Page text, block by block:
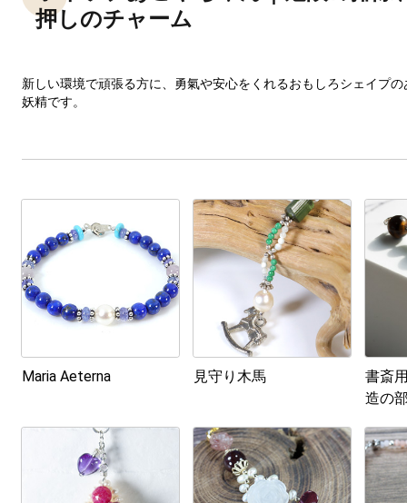
押しのチャーム
新しい環境で頑張る方に、勇氣や安心をくれるおもしろシェイプ
妖精です。
Maria Aeterna 見守り木馬
書斎
造の